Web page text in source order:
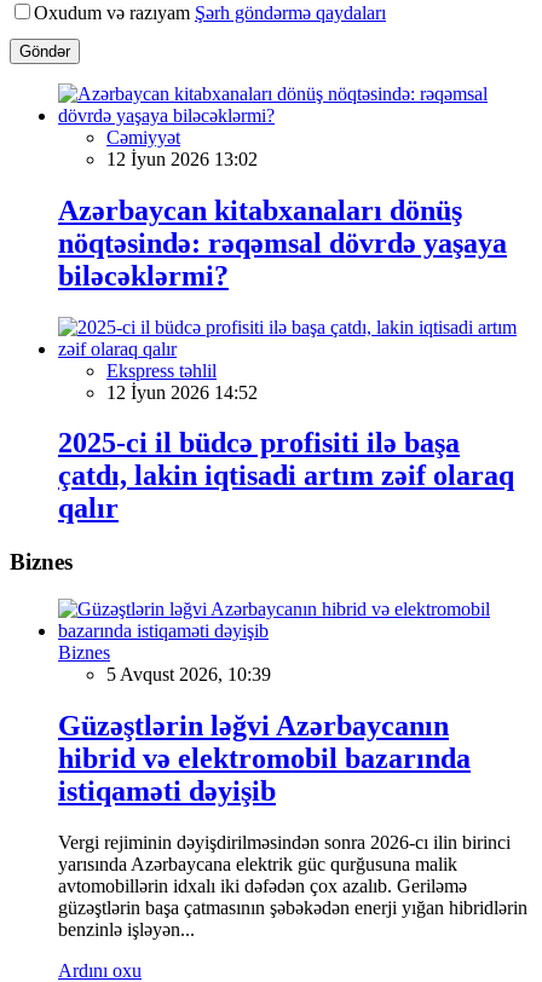
Oxudum və razıyam Şərh göndərmə qaydaları
Göndər
Cəmiyyət
12 İyun 2026 13:02
Azərbaycan kitabxanaları dönüş
nöqtəsində: rəqəmsal dövrdə yaşaya
biləcəklərmi?
Ekspress təhlil
12 İyun 2026 14:52
2025-ci il büdcə profisiti ilə başa
çatdı, lakin iqtisadi artım zəif olaraq
qalır
Biznes
Biznes
5 Avqust 2026, 10:39
Güzəştlərin ləğvi Azərbaycanın
hibrid və elektromobil bazarında
istiqaməti dəyişib
Vergi rejiminin dəyişdirilməsindən sonra 2026-cı ilin birinci
yarısında Azərbaycana elektrik güc qurğusuna malik
avtomobillərin idxalı iki dəfədən çox azalıb. Geriləmə
güzəştlərin başa çatmasının şəbəkədən enerji yığan hibridlərin
benzinlə işləyən...
Ardını oxu